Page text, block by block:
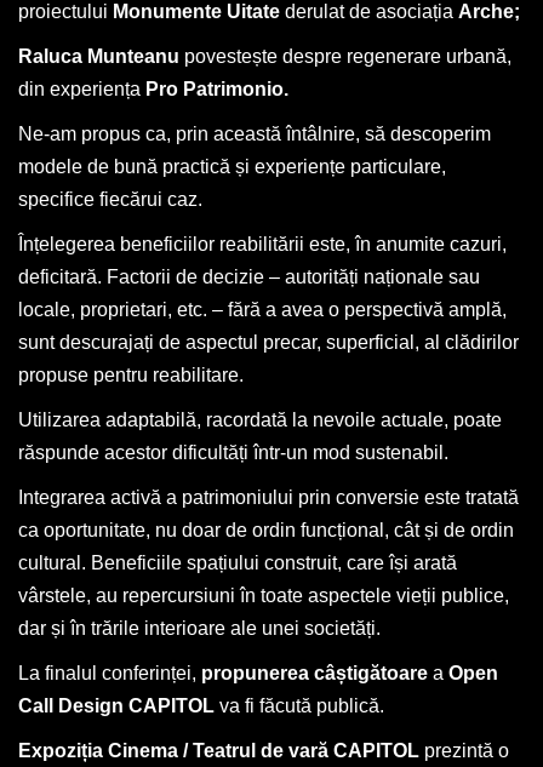
proiectului Monumente Uitate derulat de asociația Arche;
Raluca Munteanu povestește despre regenerare urbană,
din experiența Pro Patrimonio.
Ne-am propus ca, prin această întâlnire, să descoperim
modele de bună practică și experiențe particulare,
specifice fiecărui caz.
Înțelegerea beneficiilor reabilitării este, în anumite cazuri,
deficitară. Factorii de decizie – autorități naționale sau
locale, proprietari, etc. – fără a avea o perspectivă amplă,
sunt descurajați de aspectul precar, superficial, al clădirilor
propuse pentru reabilitare.
Utilizarea adaptabilă, racordată la nevoile actuale, poate
răspunde acestor dificultăți într-un mod sustenabil.
Integrarea activă a patrimoniului prin conversie este tratată
ca oportunitate, nu doar de ordin funcțional, cât și de ordin
cultural. Beneficiile spațiului construit, care își arată
vârstele, au repercursiuni în toate aspectele vieții publice,
dar și în trările interioare ale unei societăți.
La finalul conferinței, propunerea câștigătoare a Open
Call Design CAPITOL va fi făcută publică.
Expoziția Cinema / Teatrul de vară CAPITOL prezintă o